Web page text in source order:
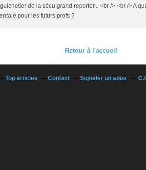
de la sécu grand reporter... <br /> <br /> A
pour les futurs profs ?
Retour à l'accueil
Top articles Contact Signaler un abus